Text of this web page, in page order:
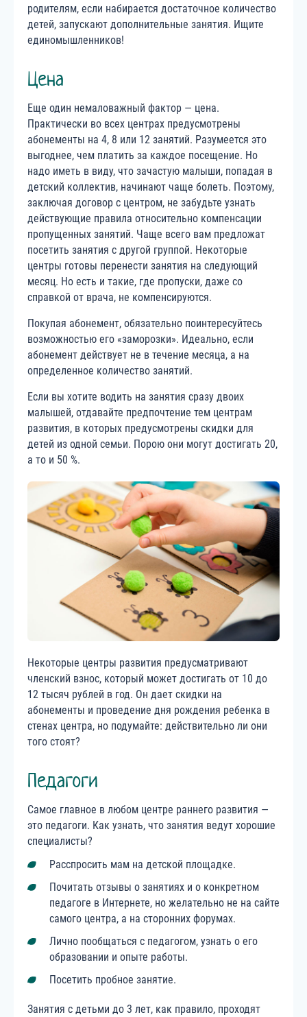
родителям, если набирается достаточное количество
детей, запускают дополнительные занятия. Ищите
единомышленников!
Цена
Еще один немаловажный фактор — цена.
Практически во всех центрах предусмотрены
абонементы на 4, 8 или 12 занятий. Разумеется это
выгоднее, чем платить за каждое посещение. Но
надо иметь в виду, что зачастую малыши, попадая в
детский коллектив, начинают чаще болеть. Поэтому,
заключая договор с центром, не забудьте узнать
действующие правила относительно компенсации
пропущенных занятий. Чаще всего вам предложат
посетить занятия с другой группой. Некоторые
центры готовы перенести занятия на следующий
месяц. Но есть и такие, где пропуски, даже со
справкой от врача, не компенсируются.
Покупая абонемент, обязательно поинтересуйтесь
возможностью его «заморозки». Идеально, если
абонемент действует не в течение месяца, а на
определенное количество занятий.
Если вы хотите водить на занятия сразу двоих
малышей, отдавайте предпочтение тем центрам
развития, в которых предусмотрены скидки для
детей из одной семьи. Порою они могут достигать 20,
а то и 50 %.
Некоторые центры развития предусматривают
членский взнос, который может достигать от 10 до
12 тысяч рублей в год. Он дает скидки на
абонементы и проведение дня рождения ребенка в
стенах центра, но подумайте: действительно ли они
того стоят?
Педагоги
Самое главное в любом центре раннего развития —
это педагоги. Как узнать, что занятия ведут хорошие
специалисты?
Расспросить мам на детской площадке.
Почитать отзывы о занятиях и о конкретном
педагоге в Интернете, но желательно не на сайте
самого центра, а на сторонних форумах.
Лично пообщаться с педагогом, узнать о его
образовании и опыте работы.
Посетить пробное занятие.
Занятия с детьми до 3 лет, как правило, проходят